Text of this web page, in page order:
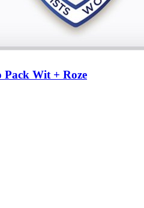
Pack Wit + Roze